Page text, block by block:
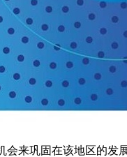
巩固在该地区的发展